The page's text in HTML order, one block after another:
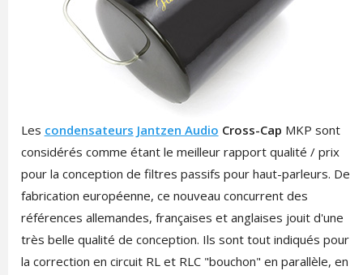
Les condensateurs Jantzen Audio Cross-Cap MKP sont
considérés comme étant le meilleur rapport qualité / prix
pour la conception de filtres passifs pour haut-parleurs. De
fabrication européenne, ce nouveau concurrent des
références allemandes, françaises et anglaises jouit d'une
très belle qualité de conception. Ils sont tout indiqués pour
la correction en circuit RL et RLC "bouchon" en parallèle, en